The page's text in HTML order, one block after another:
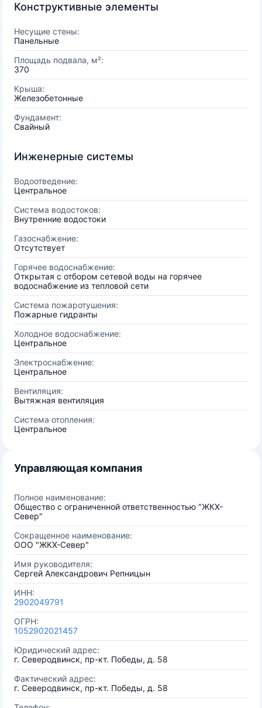
Конструктивные элементы
Несущие стены:
Панельные
Площадь подвала, м²:
370
Крыша:
Железобетонные
Фундамент:
Свайный
Инженерные системы
Водоотведение:
Центральное
Система водостоков:
Внутренние водостоки
Газоснабжение:
Отсутствует
Горячее водоснабжение:
Открытая с отбором сетевой воды на горячее
водоснабжение из тепловой сети
Система пожаротушения:
Пожарные гидранты
Холодное водоснабжение:
Центральное
Электроснабжение:
Центральное
Вентиляция:
Вытяжная вентиляция
Система отопления:
Центральное
Управляющая компания
Полное наименование:
Общество с ограниченной ответственностью "ЖКХ-
Север"
Сокращенное наименование:
ООО "ЖКХ-Север"
Имя руководителя:
Сергей Александрович Репницын
ИНН:
2902049791
ОГРН:
1052902021457
Юридический адрес:
г. Северодвинск, пр-кт. Победы, д. 58
Фактический адрес:
г. Северодвинск, пр-кт. Победы, д. 58